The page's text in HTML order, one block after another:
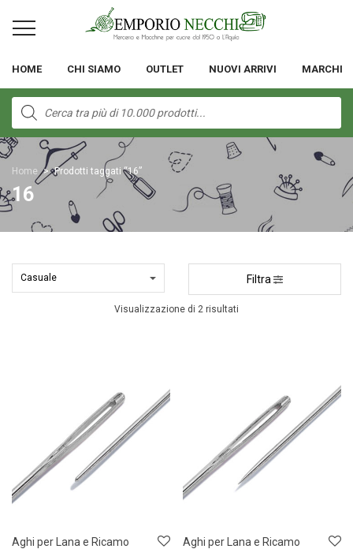
HOME CHI SIAMO OUTLET NUOVI ARRIVI MARCHI
Products
search
Home > Prodotti taggati “16”
16
Filtra
Visualizzazione di 2 risultati
Aghi per Lana e Ricamo
Aghi per Lana e Ricamo